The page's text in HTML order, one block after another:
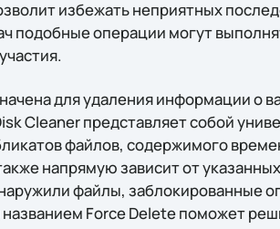
избежать неприятных
подобные операции могут
для удаления информации о
Cleaner представляет собой
файлов, содержимого
напрямую зависит от
файлы, заблокированные
Force Delete поможет